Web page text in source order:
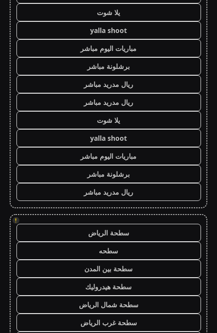
يلا شوت
yalla shoot
مباريات اليوم مباشر
برشلونة مباشر
ريال مدريد مباشر
ريال مدريد مباشر
يلا شوت
yalla shoot
مباريات اليوم مباشر
برشلونة مباشر
ريال مدريد مباشر
!
سطحة الرياض
سطحه
سطحة بين المدن
سطحة هيدروليك
سطحة شمال الرياض
سطحة غرب الرياض